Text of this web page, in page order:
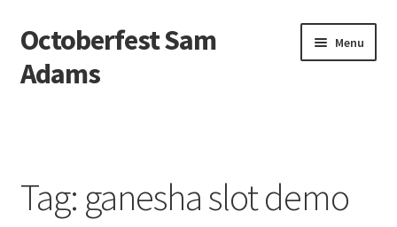
Skip
to
navigation
Skip
to
content
Octoberfest Sam
Adams
Menu
Contact us
Tag: ganesha slot demo